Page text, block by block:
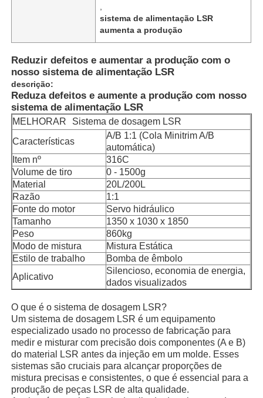
Casa
Produtos
Quem Somos
sistema de alimentação LSR
aumenta a produção
Reduzir defeitos e aumentar a produção com o
nosso sistema de alimentação LSR
descrição:
Reduza defeitos e aumente a produção com nosso
sistema de alimentação LSR
MELHORAR
Sistema de dosagem LSR
Características
A/B 1:1 (Cola Minitrim A/B
automática)
Item nº
316C
Volume de tiro
0 - 1500g
Material
20L/200L
Razão
1:1
Fonte do motor
Servo hidráulico
Tamanho
1350 x 1030 x 1850
Peso
860kg
Modo de mistura
Mistura Estática
Estilo de trabalho
Bomba de êmbolo
Aplicativo
Silencioso, economia de energia,
dados visualizados
O que é o sistema de dosagem LSR?
Um sistema de dosagem LSR é um equipamento
especializado usado no processo de fabricação para
medir e misturar com precisão dois componentes (A e B)
do material LSR antes da injeção em um molde. Esses
sistemas são cruciais para alcançar proporções de
mistura precisas e consistentes, o que é essencial para a
produção de peças LSR de alta qualidade.